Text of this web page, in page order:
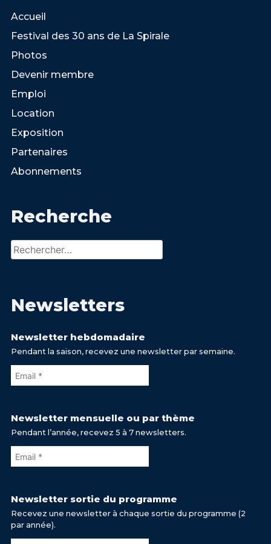
Accueil
Festival des 30 ans de La Spirale
Photos
Devenir membre
Emploi
Location
Exposition
Partenaires
Abonnements
Recherche
Rechercher :
Newsletters
Newsletter hebdomadaire
Pendant la saison, recevez une newsletter par semaine.
Newsletter mensuelle ou par thème
Pendant l’année, recevez 5 à 7 newsletters.
Newsletter sortie du programme
Recevez une newsletter à chaque sortie du programme (2
par année).